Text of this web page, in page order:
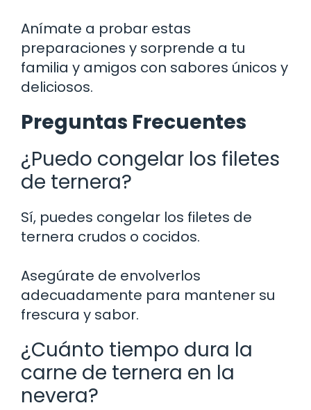
Anímate a probar estas
preparaciones y sorprende a tu
familia y amigos con sabores únicos y
deliciosos.
Preguntas Frecuentes
¿Puedo congelar los filetes
de ternera?
Sí, puedes congelar los filetes de
ternera crudos o cocidos.
Asegúrate de envolverlos
adecuadamente para mantener su
frescura y sabor.
¿Cuánto tiempo dura la
carne de ternera en la
nevera?